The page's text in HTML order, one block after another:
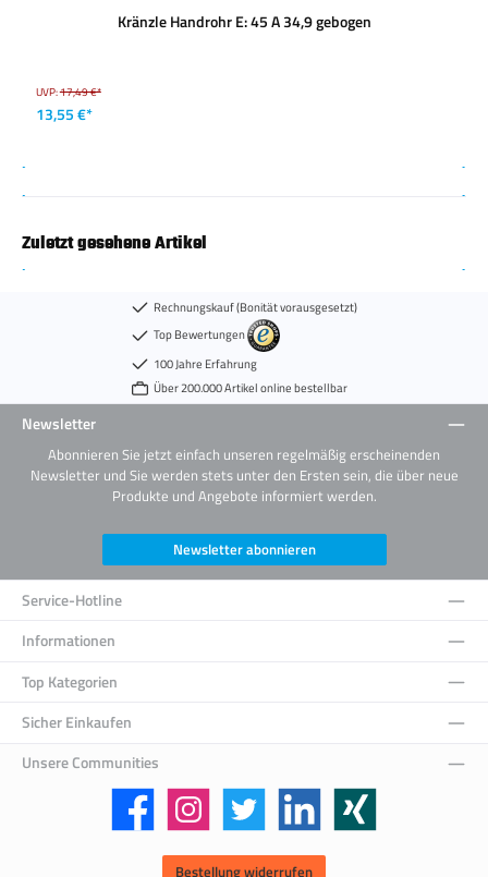
Kränzle Handrohr E: 45 A 34,9 gebogen
UVP:17,49 €*
13,55 €*
Zuletzt gesehene Artikel
Rechnungskauf (Bonität vorausgesetzt)
Top Bewertungen
100 Jahre Erfahrung
Über 200.000 Artikel online bestellbar
Newsletter
Abonnieren Sie jetzt einfach unseren regelmäßig erscheinenden
Newsletter und Sie werden stets unter den Ersten sein, die über neue
Produkte und Angebote informiert werden.
Newsletter abonnieren
Service-Hotline
Informationen
Top Kategorien
Sicher Einkaufen
Unsere Communities
Facebook Instagram Twitter LinkedIn Xing
Bestellung widerrufen